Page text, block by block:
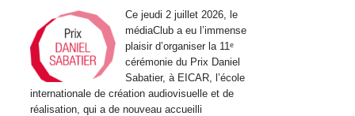
Ce jeudi 2 juillet 2026, le
médiaClub a eu l’immense
plaisir d’organiser la 11ᵉ
cérémonie du Prix Daniel
Sabatier, à EICAR, l’école
internationale de création audiovisuelle et de
réalisation, qui a de nouveau accueilli